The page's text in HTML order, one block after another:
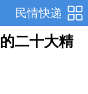
民情快递
二十大精